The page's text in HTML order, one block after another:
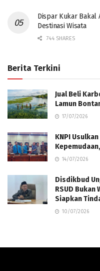
Dispar Kukar Bakal
Destinasi Wisata
744 SHARES
Berita Terkini
Jual Beli
Lamun
17/07/2026
KNPI
14/07/2026
Disdikbud
RSUD Bukan
Siapkan
10/07/2026